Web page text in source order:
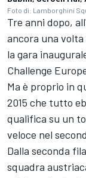
Foto di: Lamborghini
Tre anni dopo,
ancora una
la gara
Challenge
Ma è proprio in
2015 che tutto
qualifica su un
veloce nel
Dalla seconda
squadra